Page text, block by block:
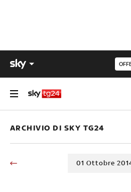
ARCHIVIO DI SKY TG24
01 Ottobre